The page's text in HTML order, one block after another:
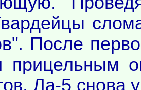
После
прицельным
Ла-5 снова